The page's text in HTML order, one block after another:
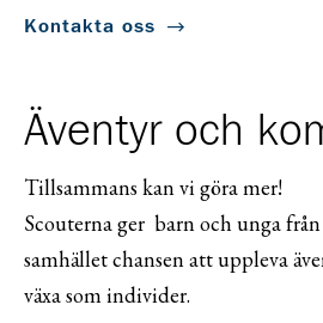
Kontakta oss
Äventyr och
Tillsammans kan vi göra mer!
Scouterna ger barn och unga
samhället chansen att uppleva
växa som individer.